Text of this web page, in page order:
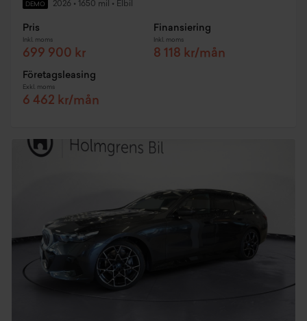
DEMO 2026 • 1650 mil • Elbil
Pris
Inkl. moms
699 900 kr
Finansiering
Inkl. moms
8 118 kr/mån
Företagsleasing
Exkl. moms
6 462 kr/mån